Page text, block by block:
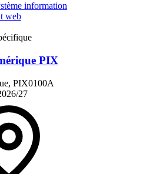
information
web
PIX
PIX0100A
27